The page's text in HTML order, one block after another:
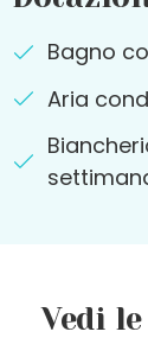
Bagno
Aria
Vedi